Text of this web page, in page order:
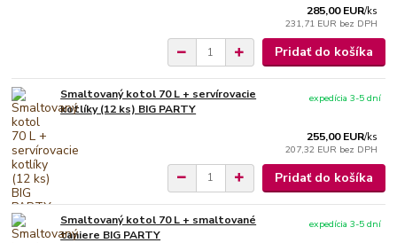
285,00 EUR/ks
231,71 EUR bez DPH
Pridať do košíka
Smaltovaný kotol 70 L + servírovacie
kotlíky (12 ks) BIG PARTY
255,00 EUR/ks
207,32 EUR bez DPH
expedícia 3-5 dní
Pridať do košíka
Smaltovaný kotol 70 L + smaltované
taniere BIG PARTY
expedícia 3-5 dní